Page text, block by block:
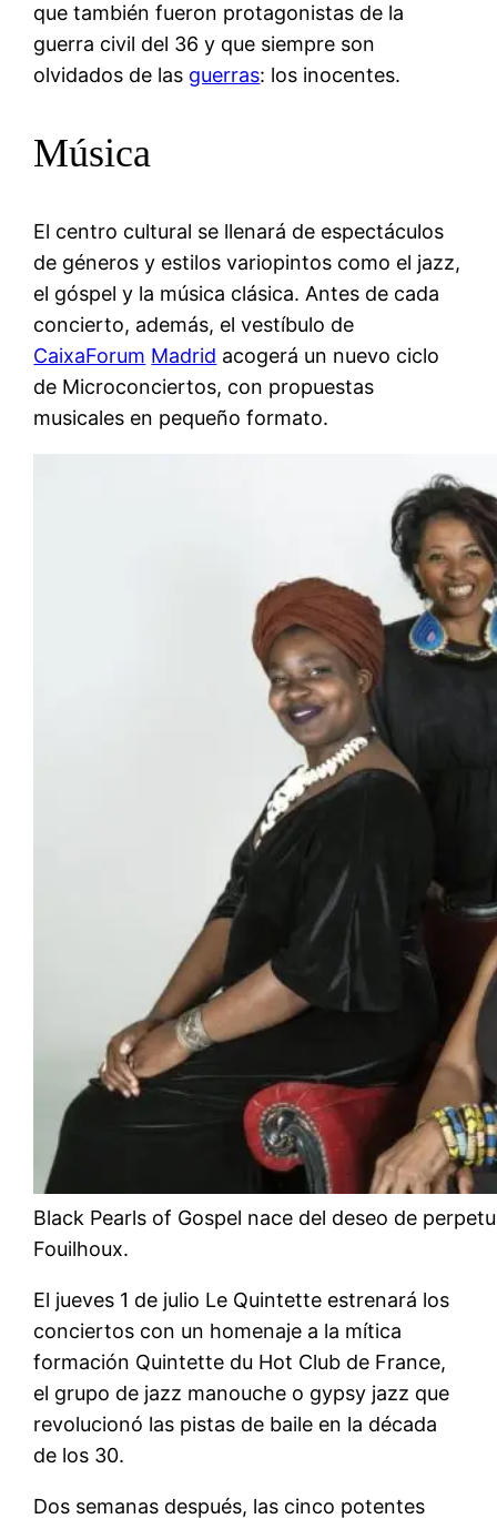
que también fueron protagonistas de la
guerra civil del 36 y que siempre son
olvidados de las guerras: los inocentes.
Música
El centro cultural se llenará de espectáculos
de géneros y estilos variopintos como el jazz,
el góspel y la música clásica. Antes de cada
concierto, además, el vestíbulo de
CaixaForum Madrid acogerá un nuevo ciclo
de Microconciertos, con propuestas
musicales en pequeño formato.
Black Pearls of Gospel nace del deseo de
Fouilhoux.
El jueves 1 de julio Le Quintette estrenará los
conciertos con un homenaje a la mítica
formación Quintette du Hot Club de France,
el grupo de jazz manouche o gypsy jazz que
revolucionó las pistas de baile en la década
de los 30.
Dos semanas después, las cinco potentes